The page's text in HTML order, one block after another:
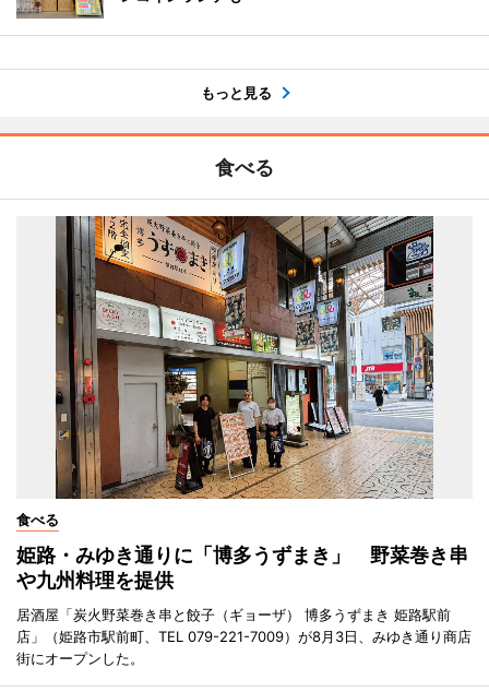
もっと見る
食べる
食べる
姫路・みゆき通りに「博多うずまき」 野菜巻き串
や九州料理を提供
居酒屋「炭火野菜巻き串と餃子（ギョーザ） 博多うずまき 姫路駅前
店」（姫路市駅前町、TEL 079-221-7009）が8月3日、みゆき通り商店
街にオープンした。